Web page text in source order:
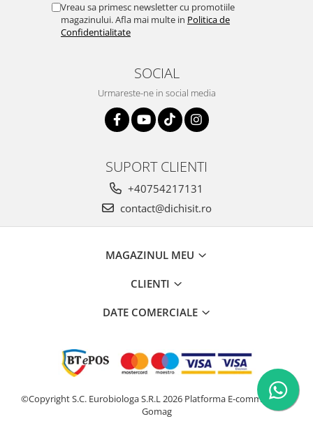
Vreau sa primesc newsletter cu promotiile
magazinului. Afla mai multe in Politica de
Confidentialitate
SOCIAL
Urmareste-ne in social media
SUPORT CLIENTI
+40754217131
contact@dichisit.ro
MAGAZINUL MEU
CLIENTI
DATE COMERCIALE
©Copyright S.C. Eurobiologa S.R.L 2026 Platforma E-commerce by
Gomag